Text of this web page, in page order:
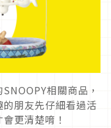
相關商品，
朋友先仔細看過活
更清楚唷！